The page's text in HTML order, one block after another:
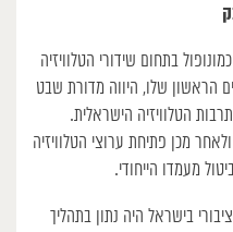
בתחום שידורי הטלוויזיה
הראשון שלו, היווה מדורת שבט
הטלוויזיה הישראלית.
הופעת הטלוויזיה בכבלים בשנות ה-90 ולאחר מכן פתיחת ערוצי הטלוויזיה
בישראל היה נתון בתהליך